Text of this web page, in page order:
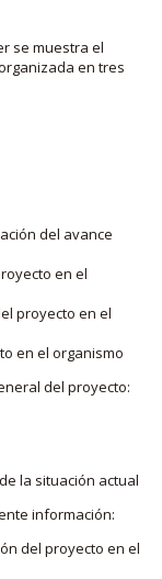
se muestra el
en tres
del avance
en el
proyecto en el
en el organismo
del proyecto:
la situación actual
información:
del proyecto en el